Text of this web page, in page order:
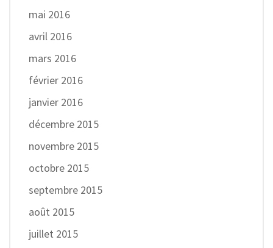
mai 2016
avril 2016
mars 2016
février 2016
janvier 2016
décembre 2015
novembre 2015
octobre 2015
septembre 2015
août 2015
juillet 2015